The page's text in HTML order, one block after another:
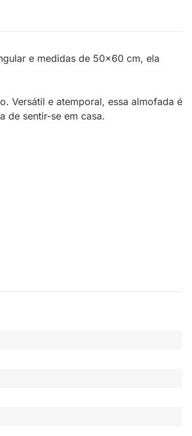
e medidas de 50x60 cm, ela
Versátil e atemporal, essa almofada é
de sentir-se em casa.